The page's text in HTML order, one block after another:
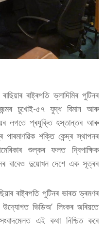
ৰাষ্ট্ৰপতি ভ্লাদিমিৰ পুটিনৰ
চুখোই-৫৭ যুদ্ধ বিমান আৰু
লগতে প্ৰযুক্তি হস্তান্তৰ আৰু
শক্তি কেন্দ্ৰ স্থাপনৰ
শুল্কৰ ফলত দ্বিপাক্ষিক
বাবেও দুয়োখন দেশে এক সূত্ৰৰ
ৰাষ্ট্ৰপতি পুটিনৰ ভাৰত ভ্ৰমণৰ
উদ্যোগত ভিডিঅ’ লিংকৰ জৰিয়তে
এই কথা নিশ্চিত কৰে